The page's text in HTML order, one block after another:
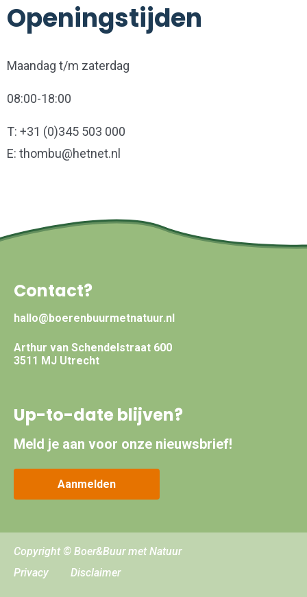
Openingstijden
Maandag t/m zaterdag
08:00-18:00
T: +31 (0)345 503 000
E: thombu@hetnet.nl
Contact?
hallo@boerenbuurmetnatuur.nl
Arthur van Schendelstraat 600
3511 MJ Utrecht
Up-to-date blijven?
Meld je aan voor onze nieuwsbrief!
Aanmelden
Copyright © Boer&Buur met Natuur
Privacy
Disclaimer